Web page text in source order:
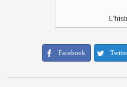
Facebook